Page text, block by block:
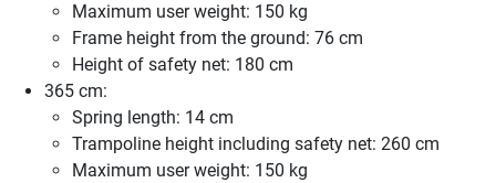
Maximum user weight: 150 kg
Frame height from the ground: 76 cm
Height of safety net: 180 cm
365 cm:
Spring length: 14 cm
Trampoline height including safety net: 260 cm
Maximum user weight: 150 kg